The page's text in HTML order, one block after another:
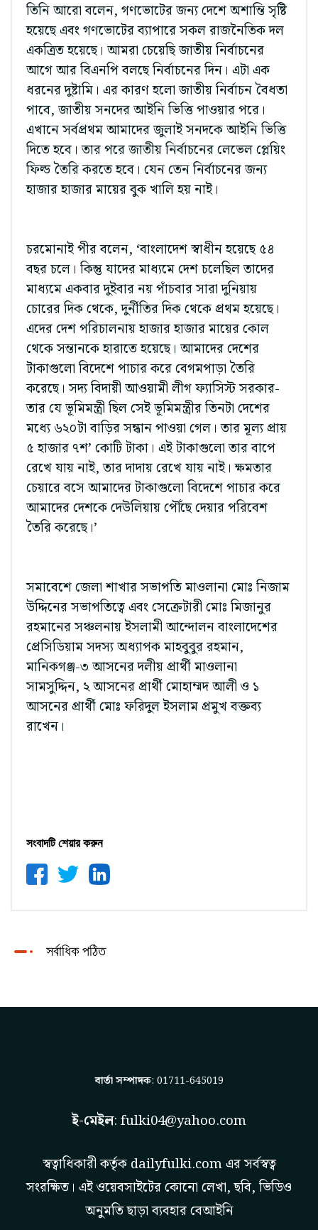
তিনি আরো বলেন, গণভোটের জন্য দেশে অশান্তি সৃষ্টি
হয়েছে এবং গণভোটের ব্যাপারে সকল রাজনৈতিক দল
একত্রিত হয়েছে। আমরা চেয়েছি জাতীয় নির্বাচনের
আগে আর বিএনপি বলছে নির্বাচনের দিন। এটা এক
ধরনের দুষ্টামি। এর কারণ হলো জাতীয় নির্বাচন বৈধতা
পাবে, জাতীয় সনদের আইনি ভিত্তি পাওয়ার পরে।
এখানে সর্বপ্রথম আমাদের জুলাই সনদকে আইনি ভিত্তি
দিতে হবে। তার পরে জাতীয় নির্বাচনের লেভেল প্লেয়িং
ফিল্ড তৈরি করতে হবে। যেন তেন নির্বাচনের জন্য
হাজার হাজার মায়ের বুক খালি হয় নাই।
চরমোনাই পীর বলেন, ‘বাংলাদেশ স্বাধীন হয়েছে ৫৪
বছর চলে। কিন্তু যাদের মাধ্যমে দেশ চলেছিল তাদের
মাধ্যমে একবার দুইবার নয় পাঁচবার সারা দুনিয়ায়
চোরের দিক থেকে, দুর্নীতির দিক থেকে প্রথম হয়েছে।
এদের দেশ পরিচালনায় হাজার হাজার মায়ের কোল
থেকে সন্তানকে হারাতে হয়েছে। আমাদের দেশের
টাকাগুলো বিদেশে পাচার করে বেগমপাড়া তৈরি
করেছে। সদ্য বিদায়ী আওয়ামী লীগ ফ্যাসিস্ট সরকার-
তার যে ভূমিমন্ত্রী ছিল সেই ভূমিমন্ত্রীর তিনটা দেশের
মধ্যে ৬২০টা বাড়ির সন্ধান পাওয়া গেল। তার মূল্য প্রায়
৫ হাজার ৭শ’ কোটি টাকা। এই টাকাগুলো তার বাপে
রেখে যায় নাই, তার দাদায় রেখে যায় নাই। ক্ষমতার
চেয়ারে বসে আমাদের টাকাগুলো বিদেশে পাচার করে
আমাদের দেশকে দেউলিয়ায় পৌঁছে দেয়ার পরিবেশ
তৈরি করেছে।’
সমাবেশে জেলা শাখার সভাপতি মাওলানা মোঃ নিজাম
উদ্দিনের সভাপতিত্বে এবং সেক্রেটারী মোঃ মিজানুর
রহমানের সঞ্চলনায় ইসলামী আন্দোলন বাংলাদেশের
প্রেসিডিয়াম সদস্য অধ্যাপক মাহবুবুর রহমান,
মানিকগঞ্জ-৩ আসনের দলীয় প্রার্থী মাওলানা
সামসুদ্দিন, ২ আসনের প্রার্থী মোহাম্মদ আলী ও ১
আসনের প্রার্থী মোঃ ফরিদুল ইসলাম প্রমুখ বক্তব্য
রাখেন।
সংবাদটি শেয়ার করুন
সর্বাধিক পঠিত
বার্তা সম্পাদক: 01711-645019
ই-মেইল: fulki04@yahoo.com
স্বত্বাধিকারী কর্তৃক dailyfulki.comএর সর্বস্বত্ব
সংরক্ষিত। এই ওয়েবসাইটের কোনো লেখা, ছবি, ভিডিও
অনুমতি ছাড়া ব্যবহার বেআইনি